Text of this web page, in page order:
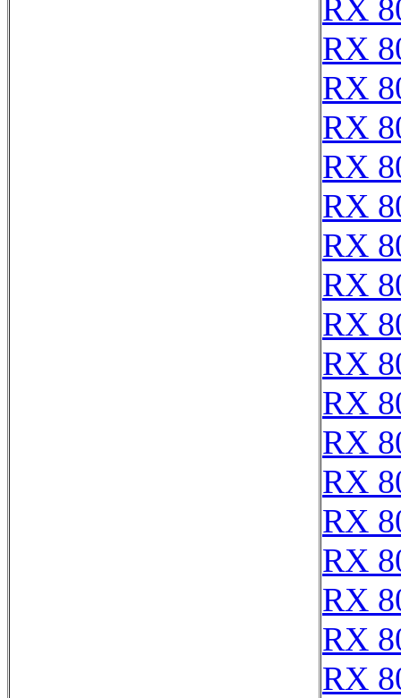
RX
RX
RX
RX
RX
RX
RX
RX
RX
RX
RX
RX
RX
RX
RX
RX
RX
RX